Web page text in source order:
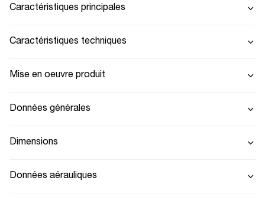
Caractéristiques principales
Caractéristiques techniques
Mise en oeuvre produit
Données générales
Dimensions
Données aérauliques